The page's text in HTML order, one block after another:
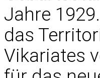
Jahre
das
Vikariates